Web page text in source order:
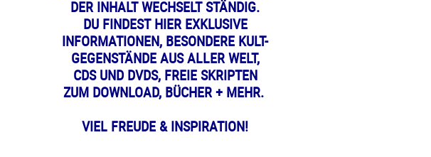
DER INHALT WECHSELT STÄNDIG.
DU FINDEST HIER EXKLUSIVE
INFORMATIONEN, BESONDERE KULT-
GEGENSTÄNDE AUS ALLER WELT,
CDS UND DVDS, FREIE SKRIPTEN
ZUM DOWNLOAD, BÜCHER + MEHR.
VIEL FREUDE & INSPIRATION!